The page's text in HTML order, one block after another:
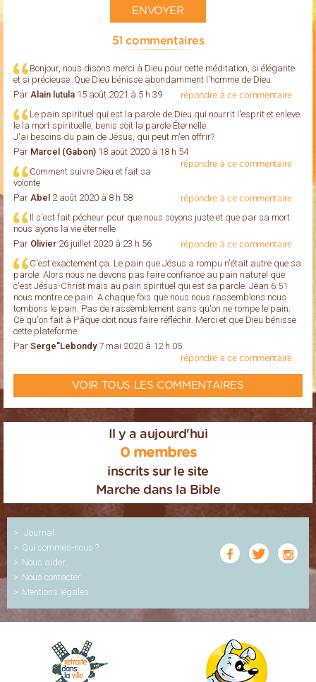
51 commentaires
Bonjour, nous disons merci à Dieu pour cette méditation, si élégante
et si précieuse. Que Dieu bénisse abondamment l'homme de Dieu.
Par Alain lutula 15 août 2021 à 5 h 39 répondre à ce commentaire
Le pain spirituel qui est la parole de Dieu qui nourrit l'esprit et enleve
le la mort spirituelle, benis soit la parole Éternelle.
J'ai besoins du pain de Jésus, qui peut m'en offrir?
Par Marcel (Gabon) 18 août 2020 à 18 h 54
répondre à ce commentaire
Comment suivre Dieu et fait sa
volonte
Par Abel 2 août 2020 à 8 h 58 répondre à ce commentaire
Il s'est fait pécheur pour que nous soyons juste et que par sa mort
nous ayons la vie éternelle
Par Olivier 26 juillet 2020 à 23 h 56 répondre à ce commentaire
C'est exactement ça. Le pain que Jésus a rompu n'était autre que sa
parole. Alors nous ne devons pas faire confiance au pain naturel que
c'est Jésus-Christ mais au pain spirituel qui est sa parole. Jean 6:51
nous montre ce pain. A chaque fois que nous nous rassemblons nous
tombons le pain. Pas de rassemblement sans qu'on ne rompe le pain.
Ce qu'on fait à Pâque doit nous faire réfléchir. Merci et que Dieu bénisse
cette plateforme.
Par Serge''Lebondy7 mai 2020 à 12 h 05
répondre à ce commentaire
VOIR TOUS LES COMMENTAIRES
Il y a aujourd'hui
0 membres
inscrits sur le site
Marche dans la Bible
Journal
Qui sommes-nous ?
Nous aider
Nous contacter
Mentions légales